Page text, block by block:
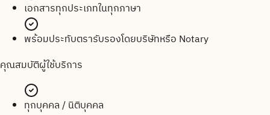
เอกสารทุกประเภทในทุกภาษา
พร้อมประทับตรารับรองโดยบริษัทหรือ Notary
คุณสมบัติผู้ใช้บริการ
ทุกบุคคล / นิติบุคคล